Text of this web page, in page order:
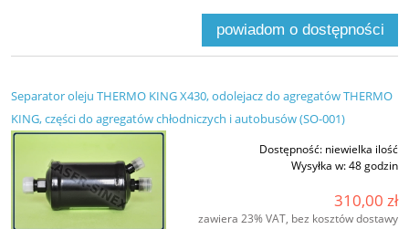
powiadom o dostępności
Separator oleju THERMO KING X430, odolejacz do agregatów THERMO
KING, części do agregatów chłodniczych i autobusów (SO-001)
Dostępność: niewielka ilość
Wysyłka w:48 godzin
310,00 zł
zawiera 23% VAT, bez kosztów dostawy